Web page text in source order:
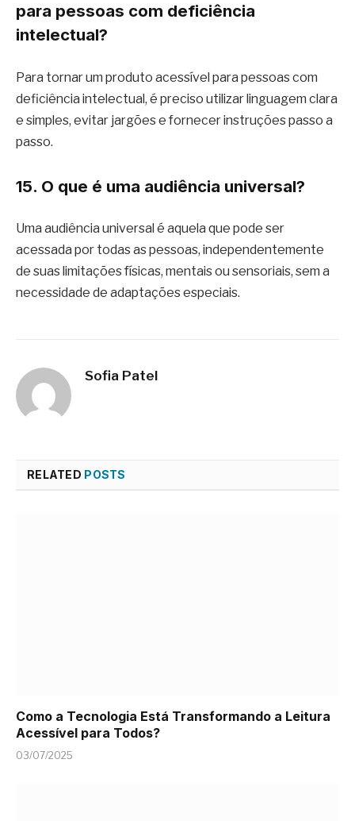
para pessoas com deficiência
intelectual?
Para tornar um produto acessível para pessoas com
deficiência intelectual, é preciso utilizar linguagem clara
e simples, evitar jargões e fornecer instruções passo a
passo.
15. O que é uma audiência universal?
Uma audiência universal é aquela que pode ser
acessada por todas as pessoas, independentemente
de suas limitações físicas, mentais ou sensoriais, sem a
necessidade de adaptações especiais.
Sofia Patel
RELATED POSTS
Como a Tecnologia Está Transformando a Leitura
Acessível para Todos?
03/07/2025